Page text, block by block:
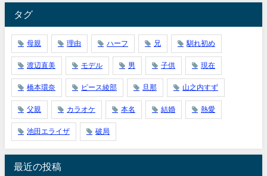
タグ
母親 理由 ハーフ 兄 馴れ初め
渡辺直美 モデル 男 子供 現在
橋本環奈 ピース綾部 旦那 山之内すず
父親 カラオケ 本名 結婚 熱愛
池田エライザ 破局
最近の投稿